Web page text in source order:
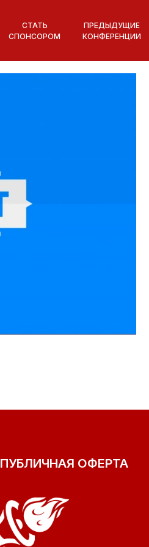
ПРЕДЫДУЩИЕ
КОНФЕРЕНЦИИ
СТАТЬ
СПОНСОРОМ
ПУБЛИЧНАЯ ОФЕРТА